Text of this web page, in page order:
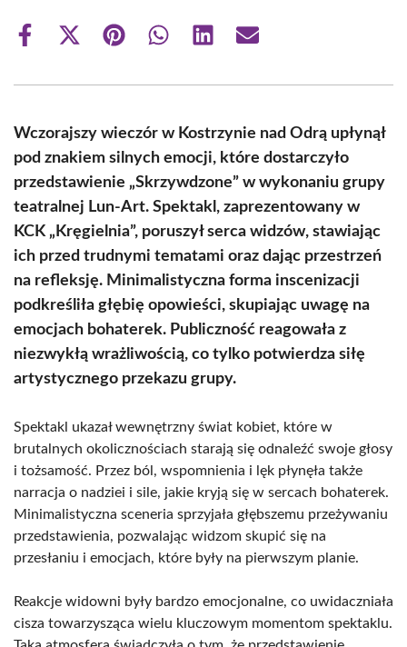
Share
Share
(Twitter)
Share Share Share Share
Wczorajszy wieczór w Kostrzynie nad Odrą upłynął
pod znakiem silnych emocji, które dostarczyło
przedstawienie „Skrzywdzone” w wykonaniu grupy
teatralnej Lun-Art. Spektakl, zaprezentowany w
KCK „Kręgielnia”, poruszył serca widzów, stawiając
ich przed trudnymi tematami oraz dając przestrzeń
na refleksję. Minimalistyczna forma inscenizacji
podkreśliła głębię opowieści, skupiając uwagę na
emocjach bohaterek. Publiczność reagowała z
niezwykłą wrażliwością, co tylko potwierdza siłę
artystycznego przekazu grupy.
Spektakl ukazał wewnętrzny świat kobiet, które w
brutalnych okolicznościach starają się odnaleźć swoje głosy
i tożsamość. Przez ból, wspomnienia i lęk płynęła także
narracja o nadziei i sile, jakie kryją się w sercach bohaterek.
Minimalistyczna sceneria sprzyjała głębszemu przeżywaniu
przedstawienia, pozwalając widzom skupić się na
przesłaniu i emocjach, które były na pierwszym planie.
Reakcje widowni były bardzo emocjonalne, co uwidaczniała
cisza towarzysząca wielu kluczowym momentom spektaklu.